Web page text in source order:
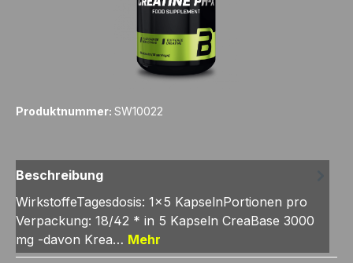
Produktnummer: SW10022
Beschreibung
WirkstoffeTagesdosis: 1x5 KapselnPortionen pro
Verpackung: 18/42 * in 5 Kapseln CreaBase 3000
mg -davon Krea… Mehr